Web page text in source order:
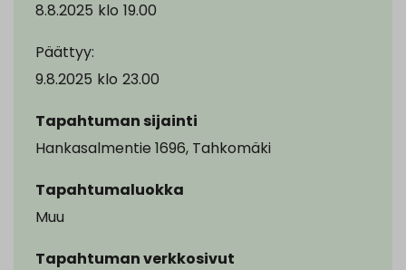
8.8.2025 klo 19.00
Päättyy:
9.8.2025 klo 23.00
Tapahtuman sijainti
Hankasalmentie 1696, Tahkomäki
Tapahtumaluokka
Muu
Tapahtuman verkkosivut